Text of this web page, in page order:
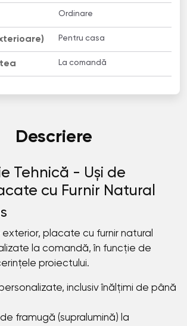
Ordinare
Pentru casa
La comandă
Descriere
Tehnică - Uși de
cu Furnir Natural
placate cu furnir natural
la comandă, în funcție de
proiectului.
inclusiv înălțimi de până
framugă (supralumină) la